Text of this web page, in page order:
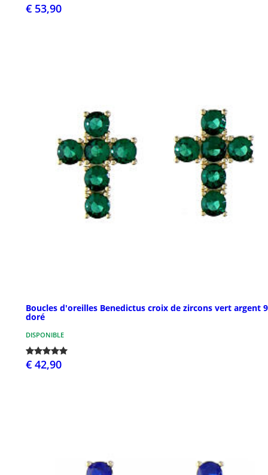
€ 53,90
Boucles d'oreilles Benedictus croix de zircons vert argent
doré
DISPONIBLE
€ 42,90